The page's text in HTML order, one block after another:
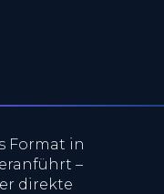
Format in
–
direkte